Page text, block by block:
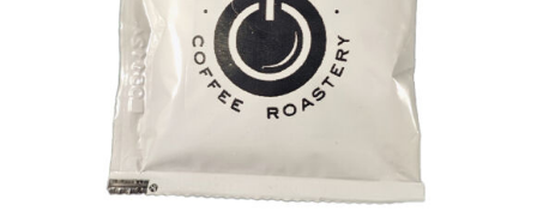
OPCIÓK VÁLASZTÁSA
THIS
PRODUCT
HAS
MULTIPLE
OPTIONS
MAY
/ RÉSZLETEK